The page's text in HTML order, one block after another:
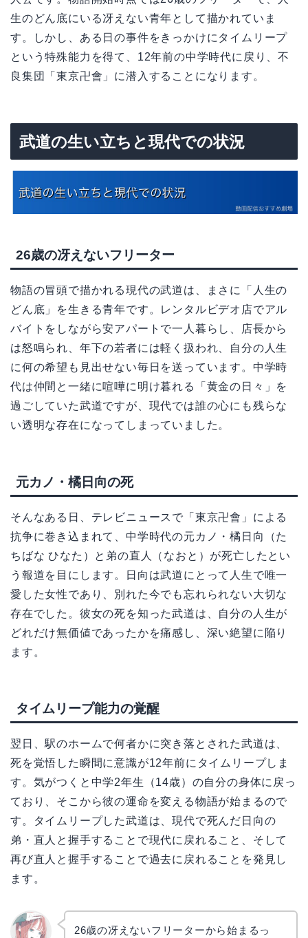
生のどん底にいる冴えない青年として描かれていま
す。しかし、ある日の事件をきっかけにタイムリープ
という特殊能力を得て、12年前の中学時代に戻り、不
良集団「東京卍會」に潜入することになります。
武道の生い立ちと現代での状況
26歳の冴えないフリーター
物語の冒頭で描かれる現代の武道は、まさに「人生の
どん底」を生きる青年です。レンタルビデオ店でアル
バイトをしながら安アパートで一人暮らし、店長から
は怒鳴られ、年下の若者には軽く扱われ、自分の人生
に何の希望も見出せない毎日を送っています。中学時
代は仲間と一緒に喧嘩に明け暮れる「黄金の日々」を
過ごしていた武道ですが、現代では誰の心にも残らな
い透明な存在になってしまっていました。
元カノ・橘日向の死
そんなある日、テレビニュースで「東京卍會」による
抗争に巻き込まれて、中学時代の元カノ・橘日向（た
ちばな ひなた）と弟の直人（なおと）が死亡したとい
う報道を目にします。日向は武道にとって人生で唯一
愛した女性であり、別れた今でも忘れられない大切な
存在でした。彼女の死を知った武道は、自分の人生が
どれだけ無価値であったかを痛感し、深い絶望に陥り
ます。
タイムリープ能力の覚醒
翌日、駅のホームで何者かに突き落とされた武道は、
死を覚悟した瞬間に意識が12年前にタイムリープしま
す。気がつくと中学2年生（14歳）の自分の身体に戻っ
ており、そこから彼の運命を変える物語が始まるので
す。タイムリープした武道は、現代で死んだ日向の
弟・直人と握手することで現代に戻れること、そして
再び直人と握手することで過去に戻れることを発見し
ます。
26歳の冴えないフリーターから始まるっ